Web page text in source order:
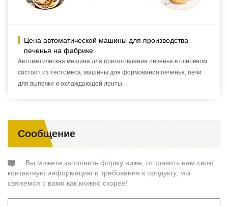
Цена автоматической машины для производства
печенья на фабрике
Автоматическая машина для приготовления печенья в основном
состоит из тестомеса, машины для формования печенья, печи
для выпечки и охлаждающей ленты.
Сообщение
Вы можете заполнить форму ниже, отправить нам свою
контактную информацию и требования к продукту, мы
свяжемся с вами как можно скорее!